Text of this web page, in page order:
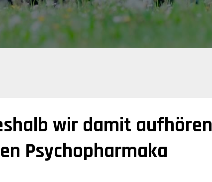
wir damit aufhören
Psychopharmaka